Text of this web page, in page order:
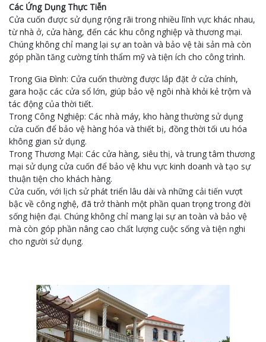
Các Ứng Dụng Thực Tiễn
Cửa cuốn được sử dụng rộng rãi trong nhiều lĩnh vực khác nhau,
từ nhà ở, cửa hàng, đến các khu công nghiệp và thương mại.
Chúng không chỉ mang lại sự an toàn và bảo vệ tài sản mà còn
góp phần tăng cường tính thẩm mỹ và tiện ích cho công trình.
Trong Gia Đình: Cửa cuốn thường được lắp đặt ở cửa chính,
gara hoặc các cửa sổ lớn, giúp bảo vệ ngôi nhà khỏi kẻ trộm và
tác động của thời tiết.
Trong Công Nghiệp: Các nhà máy, kho hàng thường sử dụng
cửa cuốn để bảo vệ hàng hóa và thiết bị, đồng thời tối ưu hóa
không gian sử dụng.
Trong Thương Mại: Các cửa hàng, siêu thị, và trung tâm thương
mại sử dụng cửa cuốn để bảo vệ khu vực kinh doanh và tạo sự
thuận tiện cho khách hàng.
Cửa cuốn, với lịch sử phát triển lâu dài và những cải tiến vượt
bậc về công nghệ, đã trở thành một phần quan trọng trong đời
sống hiện đại. Chúng không chỉ mang lại sự an toàn và bảo vệ
mà còn góp phần nâng cao chất lượng cuộc sống và tiện nghi
cho người sử dụng.